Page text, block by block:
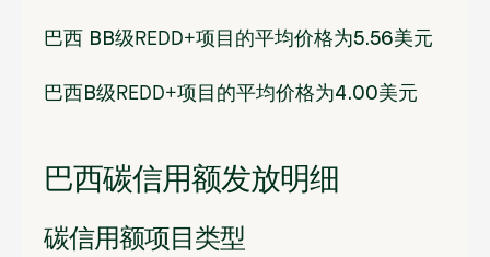
巴西 BB级 REDD+项目的平均价格为5.56美元
巴西 B级 REDD+项目的平均价格为4.00美元
巴西碳信用额发放明细
碳信用额项目类型